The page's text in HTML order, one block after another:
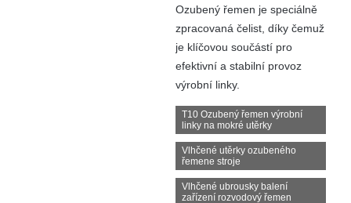
Ozubený řemen je speciálně
zpracovaná čelist, díky čemuž
je klíčovou součástí pro
efektivní a stabilní provoz
výrobní linky.
T10 Ozubený řemen výrobní
linky na mokré utěrky
Vlhčené utěrky ozubeného
řemene stroje
Vlhčené ubrousky balení
zařízení rozvodový řemen